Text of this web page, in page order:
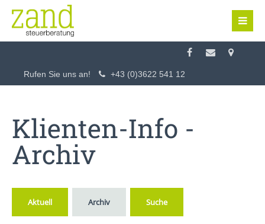
Login
Register|Lost your password?
Rufen Sie uns an! +43 (0)3622 541 12
Klienten-Info -
Archiv
Aktuell Archiv Suche